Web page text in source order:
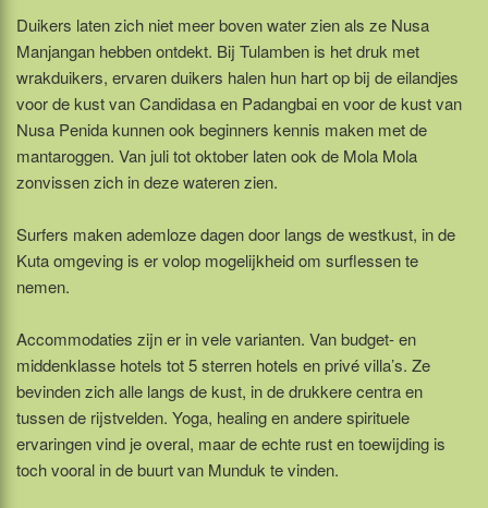
Duikers laten zich niet meer boven water zien als ze Nusa
Manjangan hebben ontdekt. Bij Tulamben is het druk met
wrakduikers, ervaren duikers halen hun hart op bij de eilandjes
voor de kust van Candidasa en Padangbai en voor de kust van
Nusa Penida kunnen ook beginners kennis maken met de
mantaroggen. Van juli tot oktober laten ook de Mola Mola
zonvissen zich in deze wateren zien.
Surfers maken ademloze dagen door langs de westkust, in de
Kuta omgeving is er volop mogelijkheid om surflessen te
nemen.
Accommodaties zijn er in vele varianten. Van budget- en
middenklasse hotels tot 5 sterren hotels en privé villa’s. Ze
bevinden zich alle langs de kust, in de drukkere centra en
tussen de rijstvelden. Yoga, healing en andere spirituele
ervaringen vind je overal, maar de echte rust en toewijding is
toch vooral in de buurt van Munduk te vinden.